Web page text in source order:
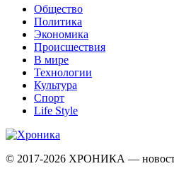
Общество
Политика
Экономика
Происшествия
В мире
Технологии
Культура
Спорт
Life Style
© 2017-2026 ХРОНИКА —